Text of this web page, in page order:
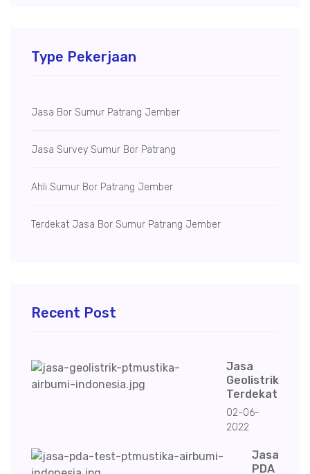
Type Pekerjaan
Jasa Bor Sumur Patrang Jember
Jasa Survey Sumur Bor Patrang
Ahli Sumur Bor Patrang Jember
Terdekat Jasa Bor Sumur Patrang Jember
Recent Post
Jasa
Geolistrik
Terdekat
02-06-
2022
Jasa
PDA